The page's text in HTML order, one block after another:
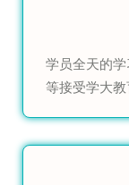
学员全天的
等接受学大教